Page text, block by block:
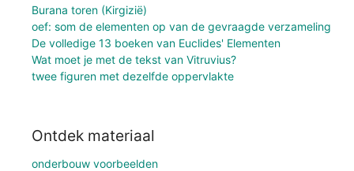
Burana toren (Kirgizië)
oef: som de elementen op van de gevraagde verzameling
De volledige 13 boeken van Euclides' Elementen
Wat moet je met de tekst van Vitruvius?
twee figuren met dezelfde oppervlakte
Ontdek materiaal
onderbouw voorbeelden